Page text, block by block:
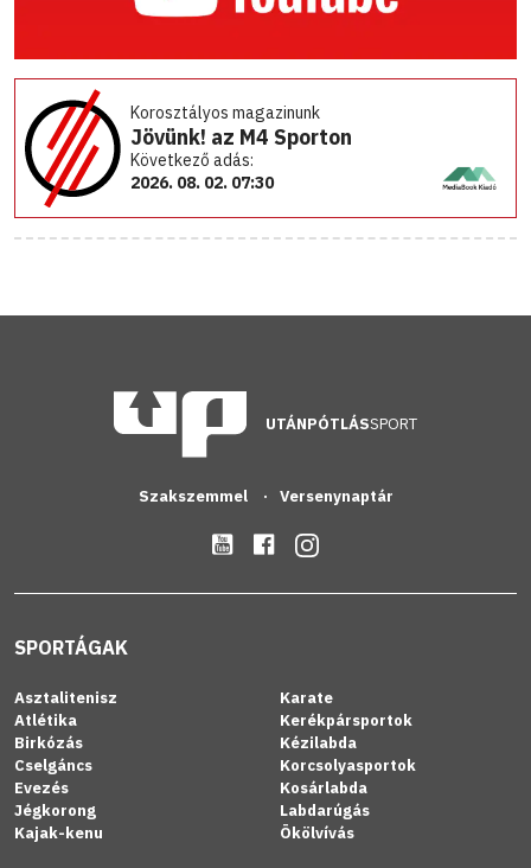
Korosztályos magazinunk
Jövünk! az M4 Sporton
Következő adás:
2026. 08. 02. 07:30
UTÁNPÓTLÁSSPORT
Szakszemmel Versenynaptár
SPORTÁGAK
Asztalitenisz
Atlétika
Birkózás
Cselgáncs
Evezés
Jégkorong
Kajak-kenu
Karate
Kerékpársportok
Kézilabda
Korcsolyasportok
Kosárlabda
Labdarúgás
Ökölvívás